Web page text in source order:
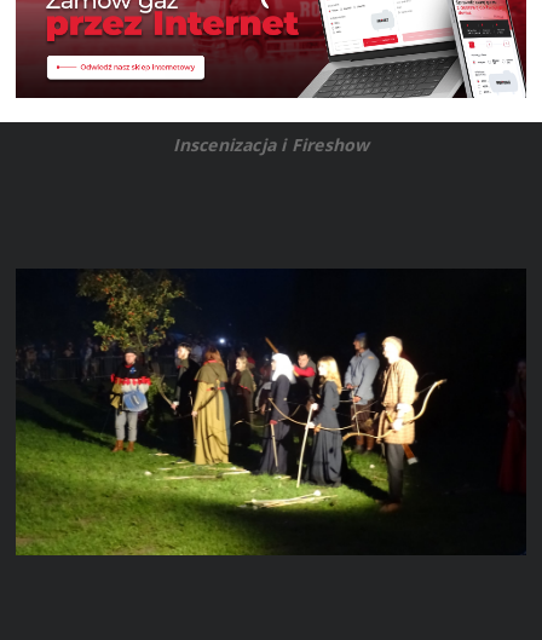
Inscenizacja i Fireshow